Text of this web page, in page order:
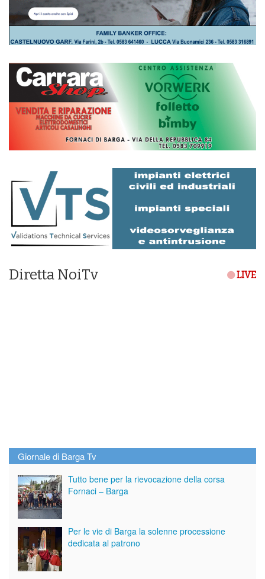
Diretta NoiTv LIVE
Giornale di Barga Tv
Tutto bene per la rievocazione della corsa
Fornaci – Barga
Per le vie di Barga la solenne processione
dedicata al patrono